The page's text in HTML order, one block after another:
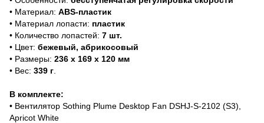
• Материал: ABS-пластик
• Материал лопасти: пластик
• Количество лопастей: 7 шт.
• Цвет: бежевый, абрикосовый
• Размеры: 236 х 169 х 120 мм
• Вес: 339 г
В комплекте:
• Вентилятор Sothing Plume Desktop Fan DSHJ-S-2102 (S3),
Apricot White